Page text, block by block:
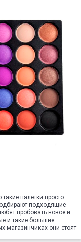
палетки просто
подходящие
пробовать новое и
и такие большие
магазинчиках они стоят